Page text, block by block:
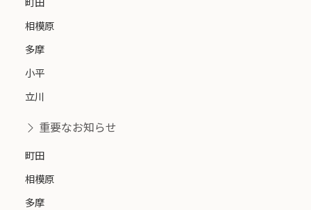
相模原
多摩
小平
立川
重要なお知らせ
町田
相模原
多摩